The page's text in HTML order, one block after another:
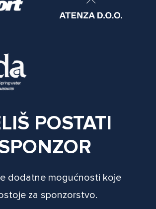
POSTATI
dodatne mogućnosti koje
za sponzorstvo.